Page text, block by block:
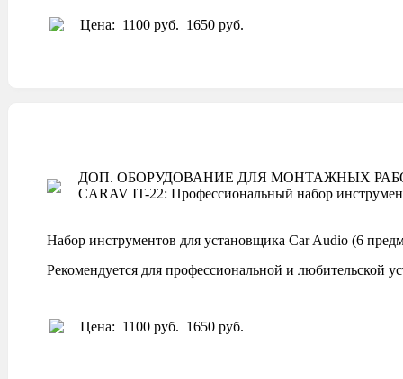
Цена: 1100 руб. 1650 руб.
ДОП. ОБОРУДОВАНИЕ ДЛЯ МОНТАЖНЫХ
CARAV IT-22: Профессиональный набор
Набор инструментов для установщика Car Audio (6
Рекомендуется для профессиональной и любительской
Цена: 1100 руб. 1650 руб.